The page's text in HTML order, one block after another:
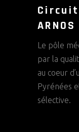
Circuit
ARNOS
Le pôle
par la
au coeur
Pyrénées
sélective.